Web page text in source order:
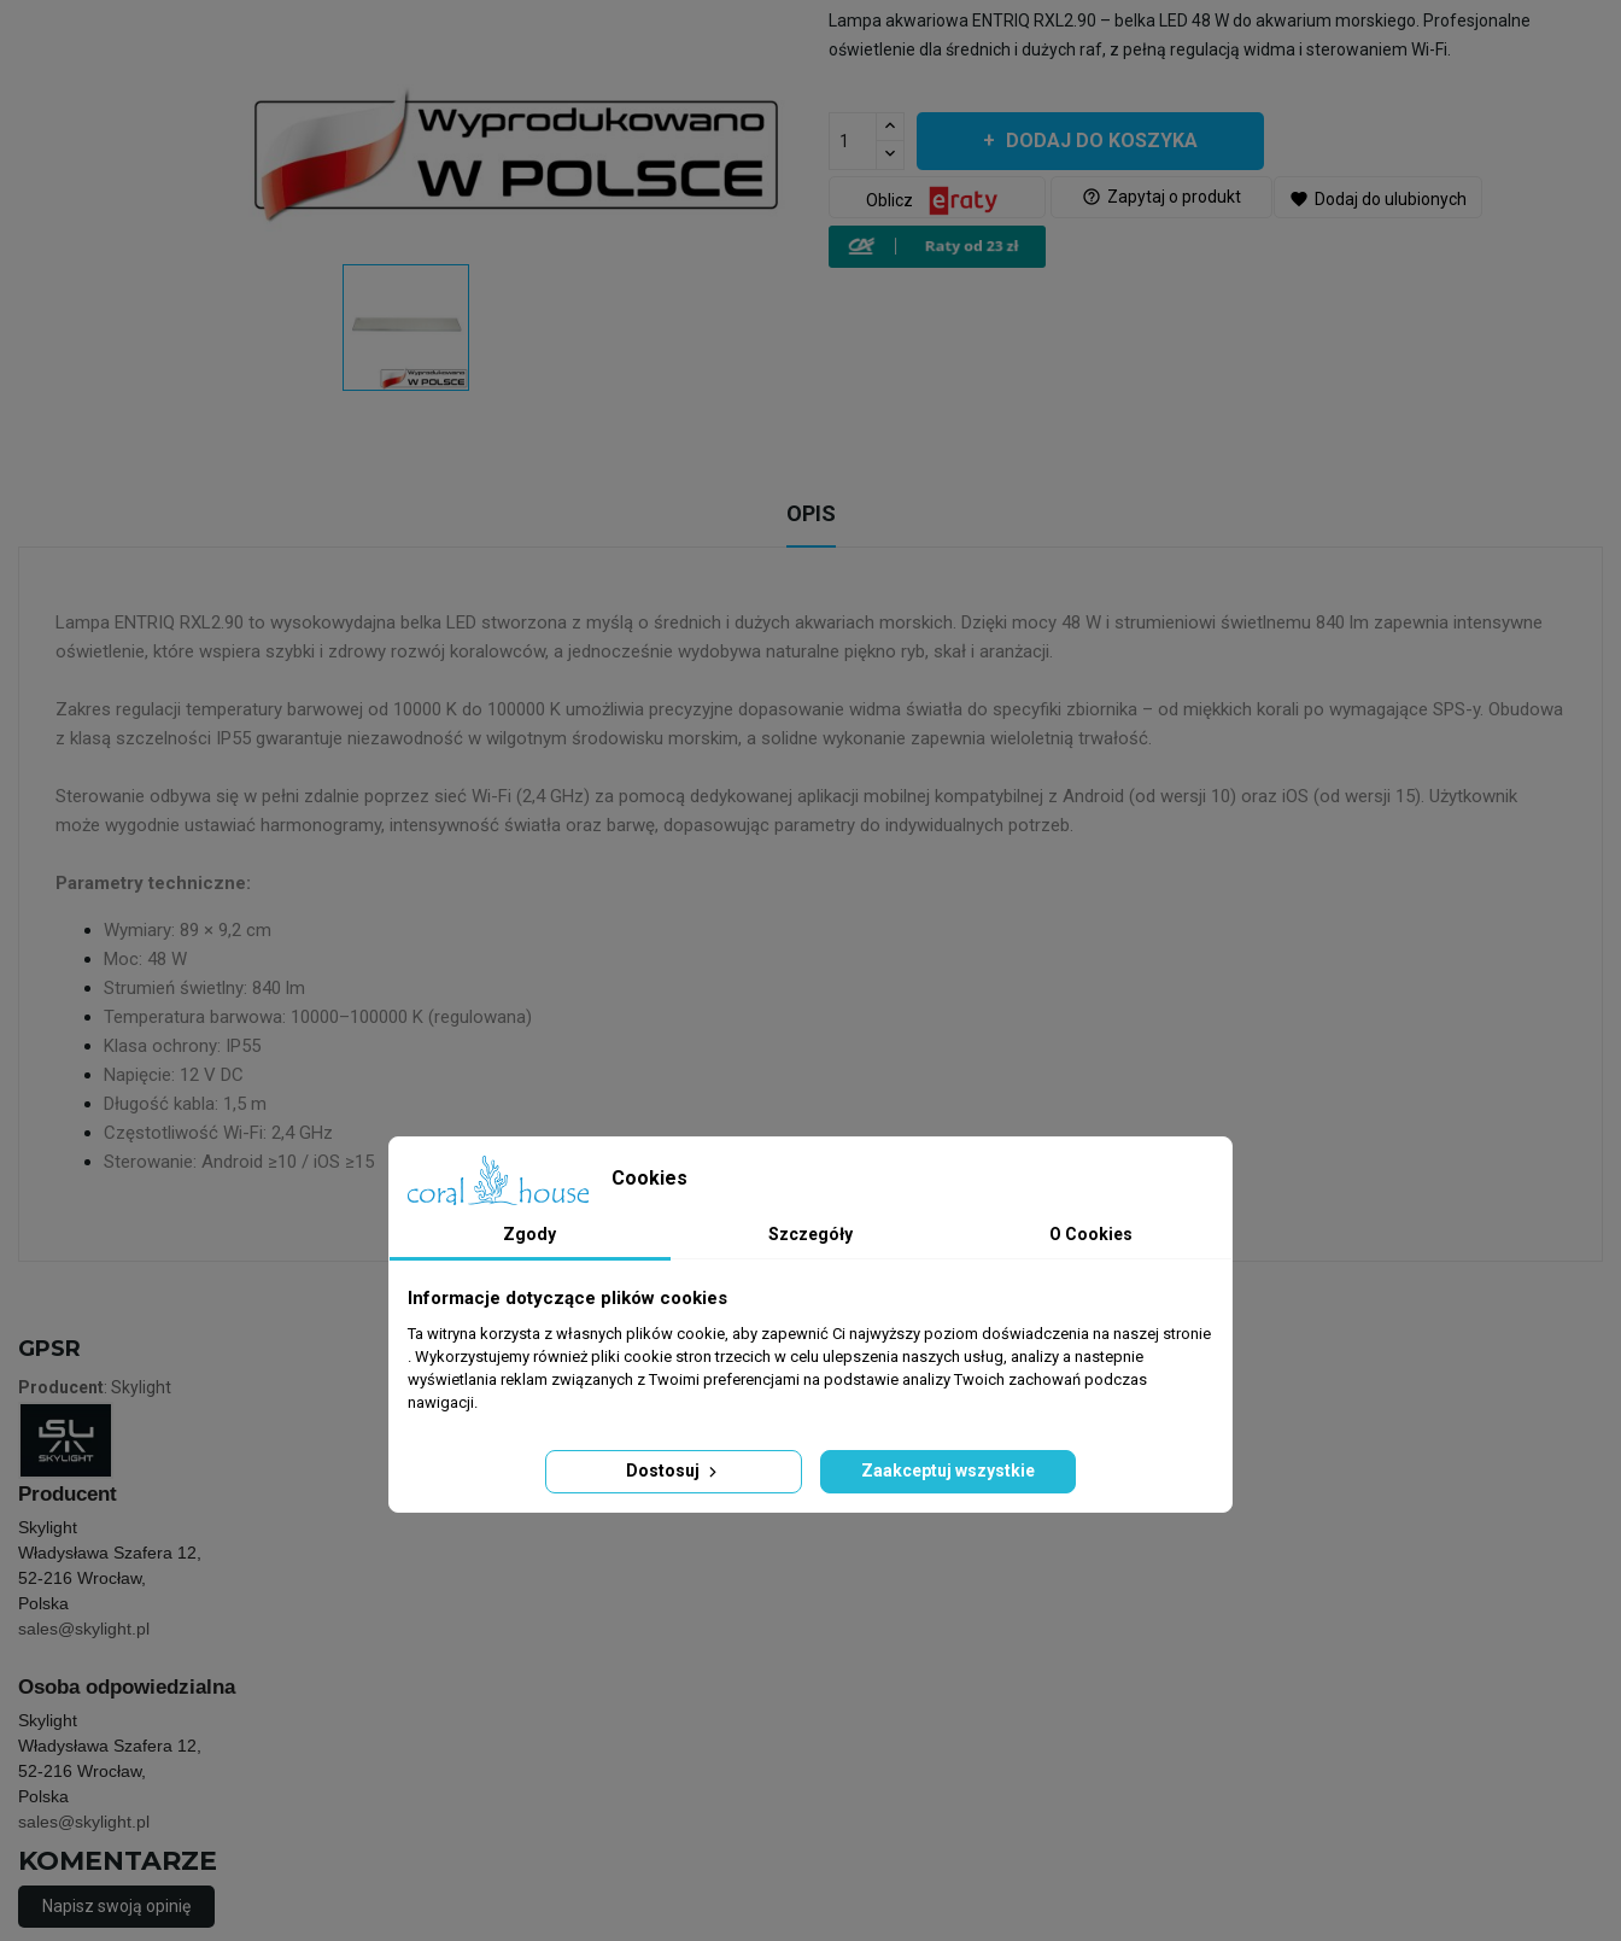
Lampa akwariowa ENTRIQ RXL2.90 – belka LED 48 W do akwarium morskiego. Profesjonalne
oświetlenie dla średnich i dużych raf, z pełną regulacją widma i sterowaniem Wi-Fi.
DODAJ DO KOSZYKA
help_outline Zapytaj o produkt
Oblicz favorite Dodaj do ulubionych
OPIS
Lampa ENTRIQ RXL2.90 to wysokowydajna belka LED stworzona z myślą o średnich i dużych akwariach morskich. Dzięki mocy 48 W i strumieniowi świetlnemu 840 lm zapewnia intensywne
oświetlenie, które wspiera szybki i zdrowy rozwój koralowców, a jednocześnie wydobywa naturalne piękno ryb, skał i aranżacji.
Zakres regulacji temperatury barwowej od 10000 K do 100000 K umożliwia precyzyjne dopasowanie widma światła do specyfiki zbiornika – od miękkich korali po wymagające SPS-y. Obudowa
z klasą szczelności IP55 gwarantuje niezawodność w wilgotnym środowisku morskim, a solidne wykonanie zapewnia wieloletnią trwałość.
Sterowanie odbywa się w pełni zdalnie poprzez sieć Wi-Fi (2,4 GHz) za pomocą dedykowanej aplikacji mobilnej kompatybilnej z Android (od wersji 10) oraz iOS (od wersji 15). Użytkownik
może wygodnie ustawiać harmonogramy, intensywność światła oraz barwę, dopasowując parametry do indywidualnych potrzeb.
Parametry techniczne:
Wymiary: 89 × 9,2 cm
Moc: 48 W
Strumień świetlny: 840 lm
Temperatura barwowa: 10000–100000 K (regulowana)
Klasa ochrony: IP55
Napięcie: 12 V DC
Długość kabla: 1,5 m
Częstotliwość Wi-Fi: 2,4 GHz
Sterowanie: Android ≥10 / iOS ≥15
GPSR
Producent: Skylight
Producent
Skylight
Władysława Szafera 12,
52-216 Wrocław,
Polska
sales@skylight.pl
Osoba odpowiedzialna
Skylight
Władysława Szafera 12,
52-216 Wrocław,
Polska
sales@skylight.pl
KOMENTARZE
Napisz swoją opinię
Cookies
Zgody Szczegóły O Cookies
Informacje dotyczące plików cookies
Ta witryna korzysta z własnych plików cookie, aby zapewnić Ci najwyższy poziom doświadczenia na naszej stronie
. Wykorzystujemy również pliki cookie stron trzecich w celu ulepszenia naszych usług, analizy a nastepnie
wyświetlania reklam związanych z Twoimi preferencjami na podstawie analizy Twoich zachowań podczas
nawigacji.
Dostosuj Zaakceptuj wszystkie